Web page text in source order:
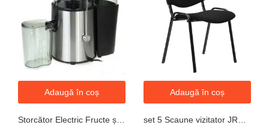
Adaugă în coș
Storcător Electric Fructe și Legume JRH, 800W, Recipient 500ml, Negru-Gri.
Adaugă în coș
set 5 Scaune vizitator JRH, cadru oțel, tapițerie textilă, 200 kg